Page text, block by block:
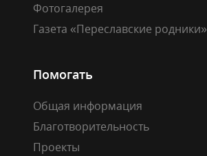
Фотогалерея
Газета «Переславские родники»
Помогать
Общая информация
Благотворительность
Проекты